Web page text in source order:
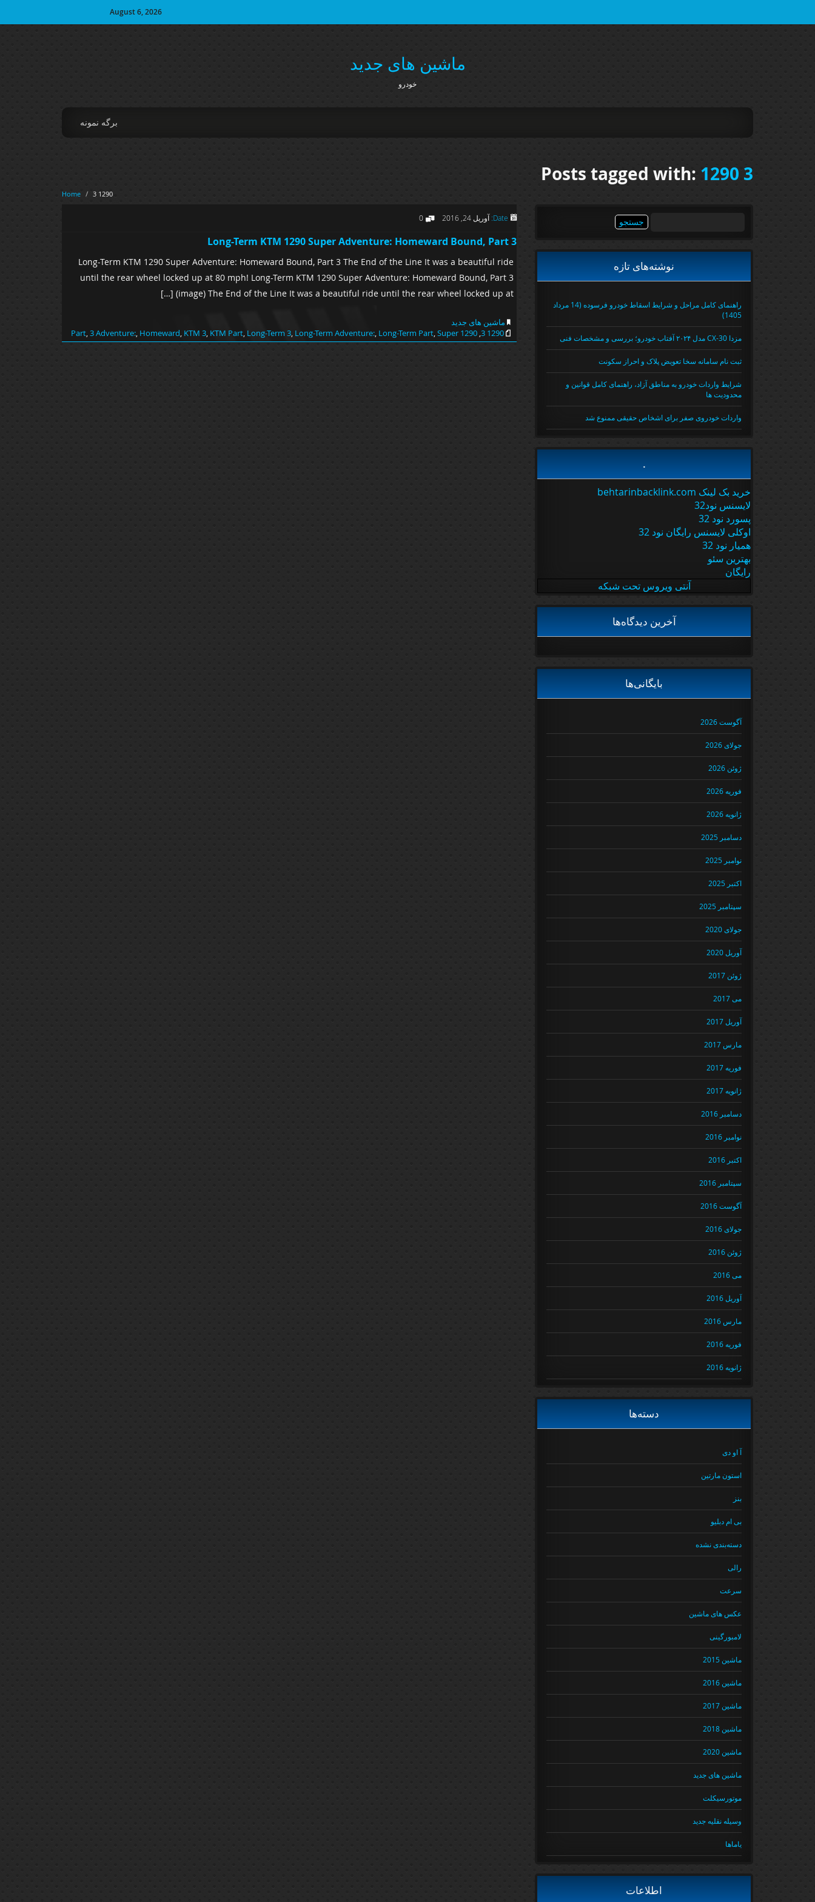
August 6, 2026
ماشین های جدید
خودرو
برگه نمونه
Posts tagged with: 1290 3
Home / 1290 3
Date: آوریل 24, 2016 0
Long-Term KTM 1290 Super Adventure: Homeward Bound, Part 3
Long-Term KTM 1290 Super Adventure: Homeward Bound, Part 3 The End of the Line It was a beautiful ride
until the rear wheel locked up at 80 mph! Long-Term KTM 1290 Super Adventure: Homeward Bound, Part 3
(image) The End of the Line It was a beautiful ride until the rear wheel locked up at […]
ماشین های جدید
1290 3
,
1290 Part
,3 Adventure:, Homeward, KTM 3, KTM Part, Long-Term 3, Long-Term Adventure:, Long-Term Part,Super
نوشته‌های تازه
راهنمای کامل مراحل و شرایط اسقاط خودرو فرسوده (14 مرداد
1405)
مزدا CX-30 مدل ۲۰۲۴ آفتاب خودرو؛ بررسی و مشخصات فنی
ثبت نام سامانه سخا تعویض پلاک و احراز سکونت
شرایط واردات خودرو به مناطق آزاد، راهنمای کامل قوانین و
محدودیت ها
واردات خودروی صفر برای اشخاص حقیقی ممنوع شد
.
خرید بک لینک behtarinbacklink.com
لایسنس نود32
پسورد نود 32
اوکلی لایسنس رایگان نود 32
همیار نود 32
بهترین سئو
رایگان
آنتی ویروس تحت شبکه
آخرین دیدگاه‌ها
بایگانی‌ها
آگوست 2026
جولای 2026
ژوئن 2026
فوریه 2026
ژانویه 2026
دسامبر 2025
نوامبر 2025
اکتبر 2025
سپتامبر 2025
جولای 2020
آوریل 2020
ژوئن 2017
می 2017
آوریل 2017
مارس 2017
فوریه 2017
ژانویه 2017
دسامبر 2016
نوامبر 2016
اکتبر 2016
سپتامبر 2016
آگوست 2016
جولای 2016
ژوئن 2016
می 2016
آوریل 2016
مارس 2016
فوریه 2016
ژانویه 2016
دسته‌ها
آ او دی
استون مارتین
بنز
بی ام دبلیو
دسته‌بندی نشده
رالی
سرعت
عکس های ماشین
لامبورگینی
ماشین 2015
ماشین 2016
ماشین 2017
ماشین 2018
ماشین 2020
ماشین های جدید
موتورسیکلت
وسیله نقلیه جدید
یاماها
اطلاعات